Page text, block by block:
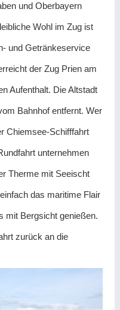
und Oberbayern
Wohl im Zug ist
und Getränkeservice
der Zug Prien am
Aufenthalt. Die Altstadt
Bahnhof entfernt. Wer
Chiemsee-Schifffahrt
unternehmen
Therme mit Seeischt
das maritime Flair
mit Bergsicht genießen.
zurück an die